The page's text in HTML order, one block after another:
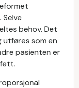
behov. Det
utføres som en
pasienten er